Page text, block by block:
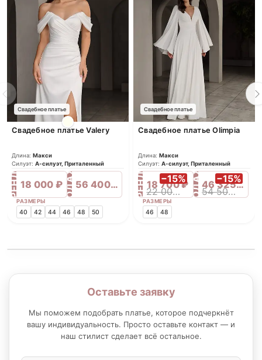
Свадебное платье
Свадебное платье Valery
Длина: Макси
Силуэт: А-силуэт, Приталенный
АРЕНДА18 000 ₽ПРОДАЖА 56 400 ₽
РАЗМЕРЫ
40 42 44 46 48 50
Свадебное платье
Свадебное платье Olimpia
Длина: Макси
Силуэт: А-силуэт, Приталенный
АРЕНДА −15%
18 700 ₽
22 000 ₽ ПРОДАЖА −15%
46 325 ₽
54 500 ₽
РАЗМЕРЫ
46 48
Оставьте заявку
Мы поможем подобрать платье, которое подчеркнёт
вашу индивидуальность. Просто оставьте контакт — и
наш стилист сделает всё остальное.